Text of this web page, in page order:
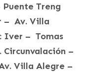
Treng
– Av. Villa
Iver – Tomas
Circunvalación –
Villa Alegre –